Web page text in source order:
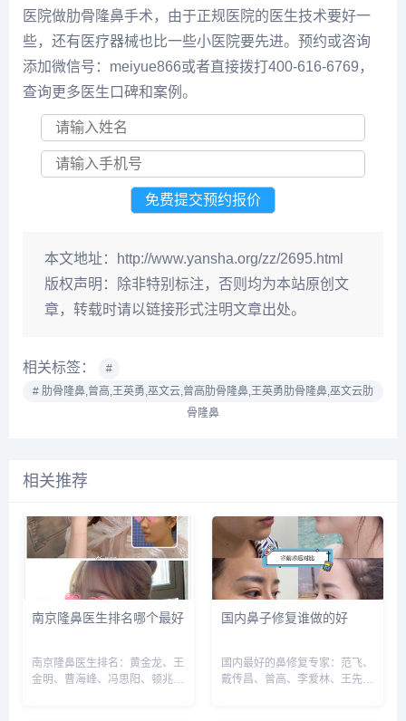
医院做肋骨隆鼻手术，由于正规医院的医生技术要好一
些，还有医疗器械也比一些小医院要先进。预约或咨询
添加微信号：meiyue866或者直接拨打400-616-6769，
查询更多医生口碑和案例。
本文地址：
http://www.yansha.org/zz/2695.html
版权声明：
除非特别标注，否则均为本站原创文
章，转载时请以链接形式注明文章出处。
相关标签：
#
# 肋骨隆鼻,曾高,王英勇,巫文云,曾高肋骨隆鼻,王英勇肋骨隆鼻,巫文云肋
骨隆鼻
相关推荐
南京隆鼻医生排名哪个最好
南京隆鼻医生排名：黄金龙、王
金明、曹海峰、冯思阳、顿兆、
国内鼻子修复谁做的好
国内最好的鼻修复专家：范飞、
戴传昌、曾高、李爱林、王先